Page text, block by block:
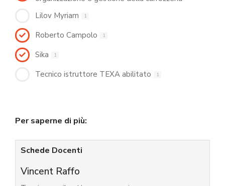
Lilov Myriam 1
Roberto Campolo 1
Sika 1
Tecnico istruttore TEXA abilitato 1
Per saperne di più:
Schede Docenti
Vincent Raffo